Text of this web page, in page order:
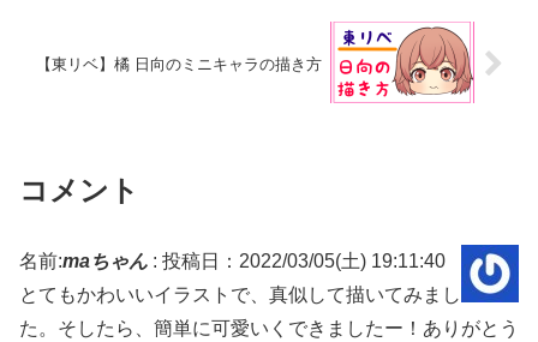
【東リベ】橘 日向のミニキャラの描き方
コメント
名前:maちゃん : 投稿日：2022/03/05(土) 19:11:40
とてもかわいいイラストで、真似して描いてみまし
た。そしたら、簡単に可愛いくできましたー！ありがとう